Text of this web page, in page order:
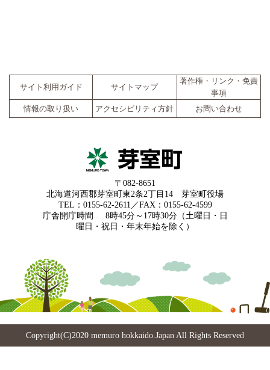
サイト利用ガイド サイトマップ
著作権・リンク・免責
事項
情報の取り扱い
アクセシビリティ方針 お問い合わせ
〒082-8651
北海道河西郡芽室町東2条2丁目14 芽室町役場
TEL：0155-62-2611／FAX：0155-62-4599
庁舎開庁時間
8時45分～17時30分（土曜日・日
曜日・祝日・年末年始を除く）
Copyright(C)2020 memuro hokkaido.Japan All Rights Reserved